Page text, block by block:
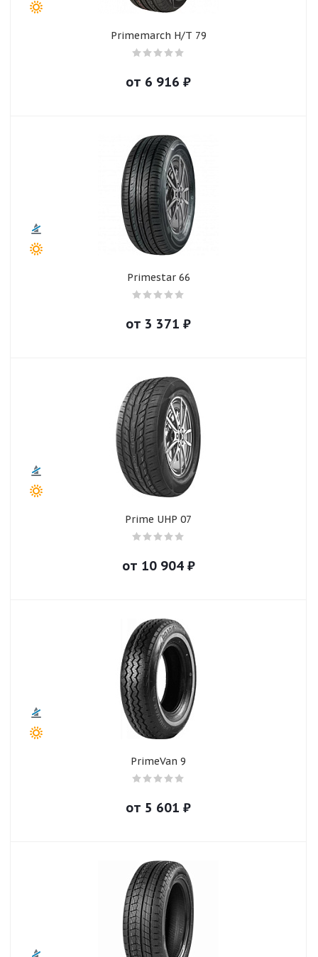
Primemarch H/T 79
от 6 916 ₽
Primestar 66
от 3 371 ₽
Prime UHP 07
от 10 904₽
PrimeVan 9
от 5 601 ₽